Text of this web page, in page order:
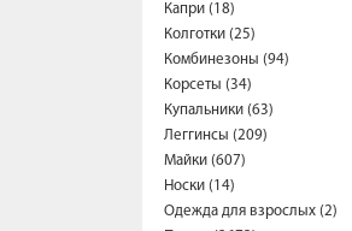
Капри (18)
Колготки (25)
Комбинезоны (94)
Корсеты (34)
Купальники (63)
Леггинсы (209)
Майки (607)
Носки (14)
Одежда для взрослых (2)